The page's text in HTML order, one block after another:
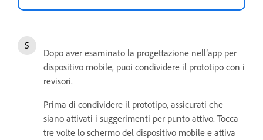
Dopo aver esaminato la progettazione nell’app per
dispositivo mobile, puoi condividere il prototipo con i
revisori.
Prima di condividere il prototipo, assicurati che
siano attivati i suggerimenti per punto attivo. Tocca
tre volte lo schermo del dispositivo mobile e attiva